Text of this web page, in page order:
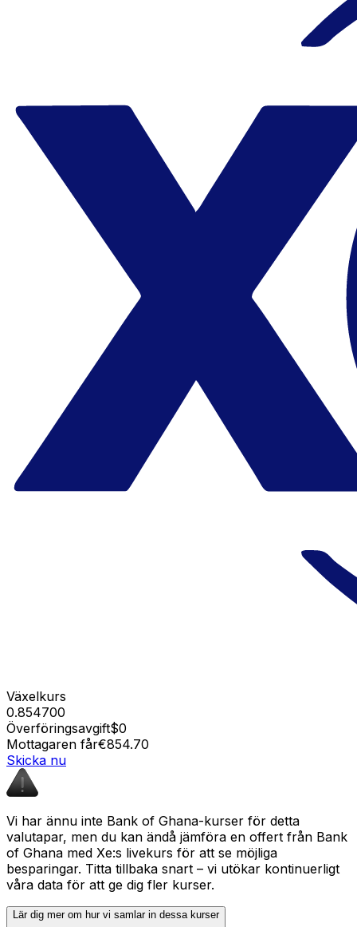
Växelkurs
0.854700
Överföringsavgift$0
Mottagaren får€854.70
Skicka nu
Vi har ännu inte Bank of Ghana-kurser för detta
valutapar, men du kan ändå jämföra en offert från Bank
of Ghana med Xe:s livekurs för att se möjliga
besparingar. Titta tillbaka snart – vi utökar kontinuerligt
våra data för att ge dig fler kurser.
Lär dig mer om hur vi samlar in dessa kurser